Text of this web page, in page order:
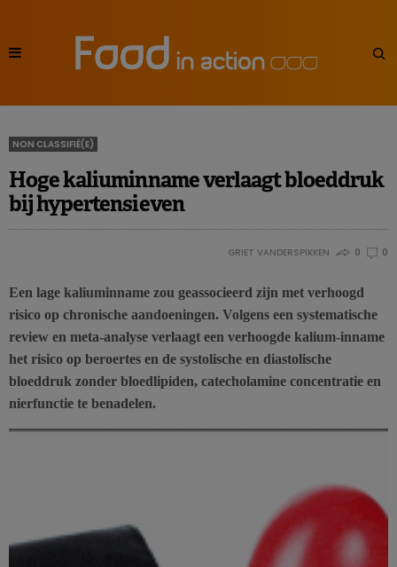
NON CLASSIFIÉ(E)
Hoge kaliuminname verlaagt bloeddruk
bij hypertensieven
GRIET VANDERSPIKKEN 0 0
Een lage kaliuminname zou geassocieerd zijn met verhoogd
risico op chronische aandoeningen. Volgens een systematische
review en meta-analyse verlaagt een verhoogde kalium-inname
het risico op beroertes en de systolische en diastolische
bloeddruk zonder bloedlipiden, catecholamine concentratie en
nierfunctie te benadelen.